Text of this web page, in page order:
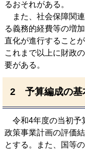
るおそれがある。
また、社会保障関
る義務的経費等の増
直化が進行すること
これまで以上に財政
要がある。
2 予算編成の基
令和4年度の当初予
政策事業計画の評価
とする。また、国等